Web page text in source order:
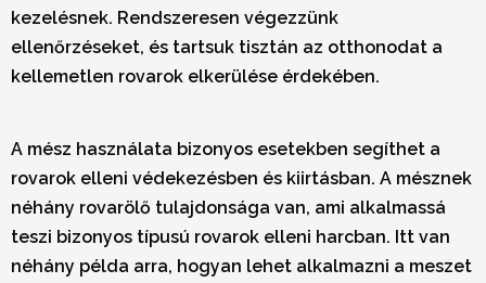
kezelésnek. Rendszeresen végezzünk
ellenőrzéseket, és tartsuk tisztán az otthonodat a
kellemetlen rovarok elkerülése érdekében.
A mész használata bizonyos esetekben segíthet a
rovarok elleni védekezésben és kiirtásban. A mésznek
néhány rovarölő tulajdonsága van, ami alkalmassá
teszi bizonyos típusú rovarok elleni harcban. Itt van
néhány példa arra, hogyan lehet alkalmazni a meszet